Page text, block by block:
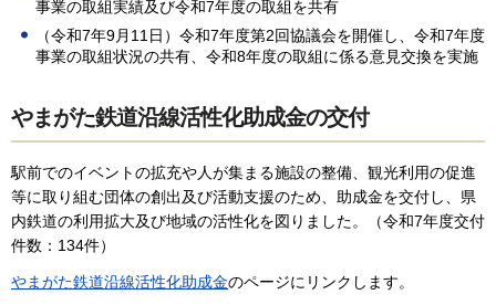
事業の取組実績及び令和7年度の取組を共有
（令和7年9月11日）令和7年度第2回協議会を開催し、令和7年度
事業の取組状況の共有、令和8年度の取組に係る意見交換を実施
やまがた鉄道沿線活性化助成金の交付
駅前でのイベントの拡充や人が集まる施設の整備、観光利用の促進
等に取り組む団体の創出及び活動支援のため、助成金を交付し、県
内鉄道の利用拡大及び地域の活性化を図りました。（令和7年度交付
件数：134件）
やまがた鉄道沿線活性化助成金のページにリンクします。